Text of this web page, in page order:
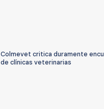
Colmevet critica duramente
de clínicas veterinarias